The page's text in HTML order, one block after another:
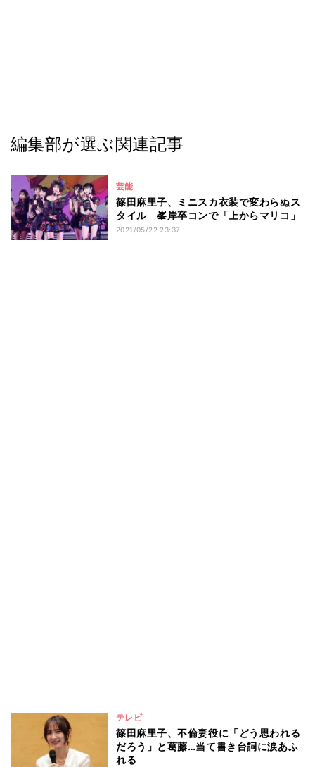
編集部が選ぶ関連記事
芸能
篠田麻里子、ミニスカ衣装で変わらぬス
タイル 峯岸卒コンで「上からマリコ」
2021/05/22 23:37
テレビ
篠田麻里子、不倫妻役に「どう思われる
だろう」と葛藤…当て書き台詞に涙あふ
れる